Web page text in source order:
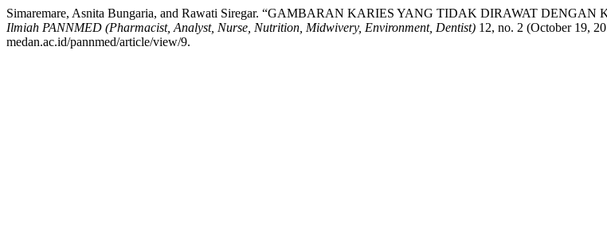
Simaremare, Asnita Bungaria, and Rawati Siregar. “GAMBARAN KARIES YANG TIDAK DIRAWAT
Ilmiah PANNMED (Pharmacist, Analyst, Nurse, Nutrition, Midwivery, Environment, Dentist) 12, no. 2 (October 19,
medan.ac.id/pannmed/article/view/9.